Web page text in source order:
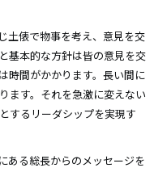
土俵で物事を考え、意見を交
基本的な方針は皆の意見を交
時間がかかります。長い間に
ます。それを急激に変えない
するリーダシップを実現す
ある総長からのメッセージを